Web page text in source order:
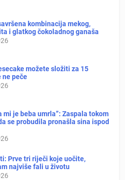
kombinacija mekog,
i glatkog čokoladnog ganaša
možete složiti za 15
ne peče
mi je beba umrla”: Zaspala tokom
se probudila pronašla sina ispod
Prve tri riječi koje uočite,
najviše fali u životu